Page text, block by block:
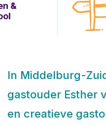
&
In Middelburg-
gastouder Esther
en creatieve